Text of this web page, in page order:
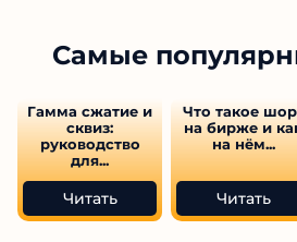
Самые
Гамма сжатие и
сквиз:
руководство
для...
Читать
Что такое
на бирже и
на нём...
Читать